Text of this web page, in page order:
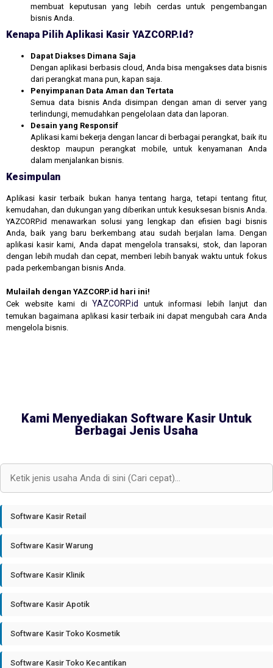
membuat keputusan yang lebih cerdas untuk pengembangan
bisnis Anda.
Kenapa Pilih Aplikasi Kasir YAZCORP.id?
Dapat Diakses Dimana Saja
Dengan aplikasi berbasis cloud, Anda bisa mengakses data bisnis
dari perangkat mana pun, kapan saja.
Penyimpanan Data Aman dan Tertata
Semua data bisnis Anda disimpan dengan aman di server yang
terlindungi, memudahkan pengelolaan data dan laporan.
Desain yang Responsif
Aplikasi kami bekerja dengan lancar di berbagai perangkat, baik itu
desktop maupun perangkat mobile, untuk kenyamanan Anda
dalam menjalankan bisnis.
Kesimpulan
Aplikasi kasir terbaik bukan hanya tentang harga, tetapi tentang fitur,
kemudahan, dan dukungan yang diberikan untuk kesuksesan bisnis Anda.
YAZCORP.id menawarkan solusi yang lengkap dan efisien bagi bisnis
Anda, baik yang baru berkembang atau sudah berjalan lama. Dengan
aplikasi kasir kami, Anda dapat mengelola transaksi, stok, dan laporan
dengan lebih mudah dan cepat, memberi lebih banyak waktu untuk fokus
pada perkembangan bisnis Anda.
Mulailah dengan YAZCORP.id hari ini!
Cek website kami di YAZCORP.id
untuk informasi lebih lanjut dan
temukan bagaimana aplikasi kasir terbaik ini dapat mengubah cara Anda
mengelola bisnis.
Kami Menyediakan Software Kasir Untuk
Berbagai Jenis Usaha
Software Kasir Retail
Software Kasir Warung
Software Kasir Klinik
Software Kasir Apotik
Software Kasir Toko Kosmetik
Software Kasir Toko Kecantikan